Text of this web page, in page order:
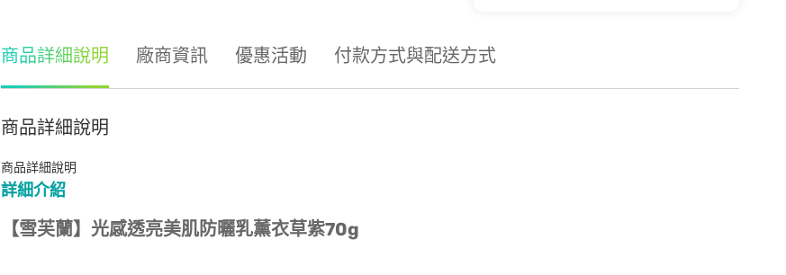
商品詳細說明 廠商資訊 優惠活動 付款方式與配送方式
商品詳細說明
商品詳細說明
詳細介紹
【雪芙蘭】光感透亮美肌防曬乳薰衣草紫70g